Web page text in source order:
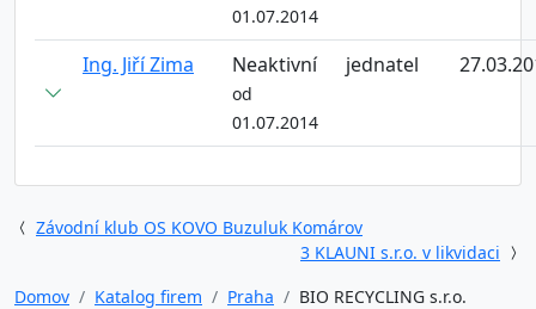
01.07.2014
Ing. Jiří Zima Neaktivní
od
01.07.2014
jednatel
Závodní klub OS KOVO Buzuluk Komárov
3 KLAUNI s.r.o. v likvidaci
Domov
Katalog firem Praha BIO RECYCLING s.r.o.